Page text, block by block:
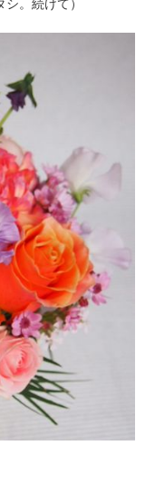
。続けて）